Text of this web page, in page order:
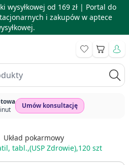
wysyłkowej od 169 zł | Portal do
i zakupów w aptece
Koszyk
Umów konsultację
Układ pokarmowy
tabl.,(USP Zdrowie),120 szt